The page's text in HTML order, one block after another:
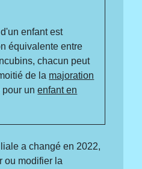
enfant est
équivalente entre
chacun peut
de la majoration
pour unenfant en
a changé en 2022,
ou modifier la